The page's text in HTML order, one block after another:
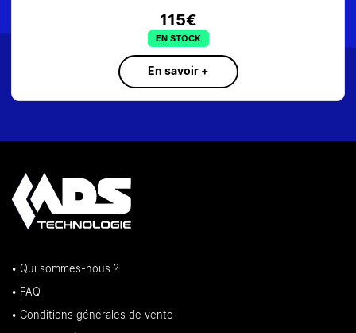
115€
EN STOCK
En savoir +
• Qui sommes-nous ?
• FAQ
• Conditions générales de vente